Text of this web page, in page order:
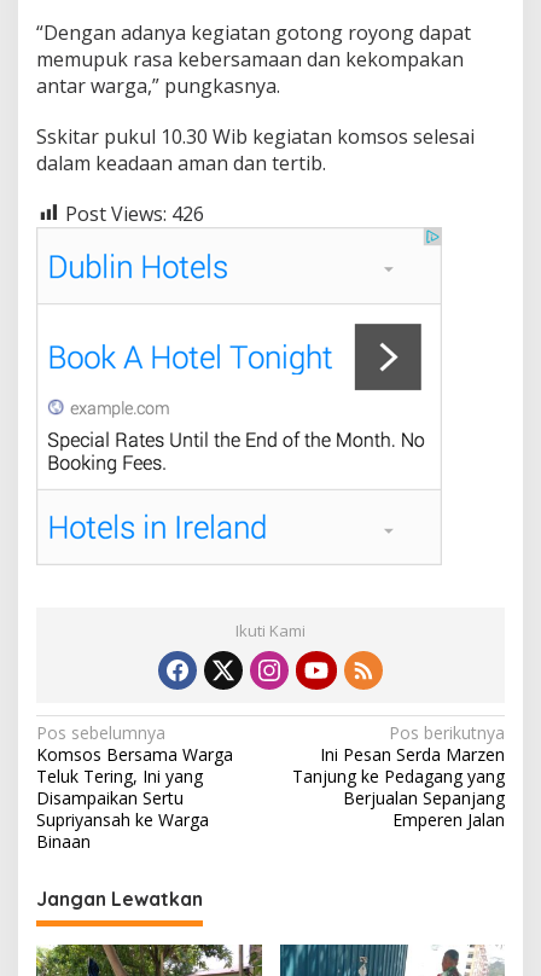
“Dengan adanya kegiatan gotong royong dapat
memupuk rasa kebersamaan dan kekompakan
antar warga,” pungkasnya.
Sskitar pukul 10.30 Wib kegiatan komsos selesai
dalam keadaan aman dan tertib.
Post Views: 426
Ikuti Kami
N
a
v
i
a
s
Pos sebelumnya
Komsos Bersama Warga
Teluk Tering, Ini yang
Disampaikan Sertu
Supriyansah ke Warga
Binaan
Pos berikutnya
Ini Pesan Serda Marzen
Tanjung ke Pedagang yang
Berjualan Sepanjang
Emperen Jalan
Jangan Lewatkan